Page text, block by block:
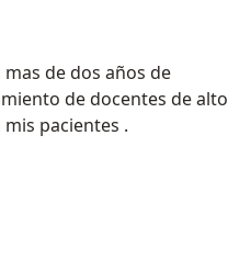
de dos años de
de docentes de alto
pacientes .